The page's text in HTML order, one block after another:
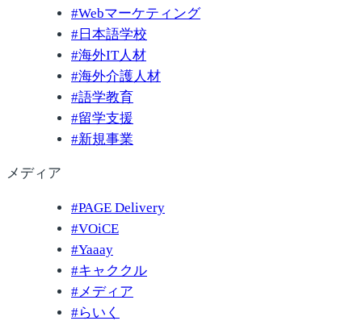
#Webマーケティング
# 日本語学校
#海外IT人材
#海外介護人材
#語学教育
#留学支援
#新規事業
メディア
#PAGE Delivery
#VOiCE
#Yaaay
#キャククル
#メディア
#らいく